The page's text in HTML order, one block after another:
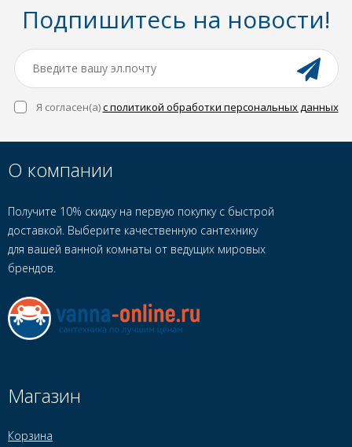
Подпишитесь на новости!
Я согласен(a)с политикой обработки персональных данных
О компании
Получите 10% скидку на первую покупку с быстрой
доставкой. Выберите качественную сантехнику
для вашей ванной комнаты от ведущих мировых
брендов.
Магазин
Корзина